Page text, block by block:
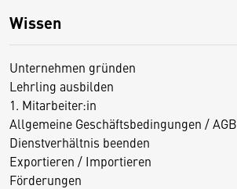
Wissen
Unternehmen gründen
Lehrling ausbilden
1. Mitarbeiter:in
Allgemeine Geschäftsbedingungen / AGB
Dienstverhältnis beenden
Exportieren / Importieren
Förderungen